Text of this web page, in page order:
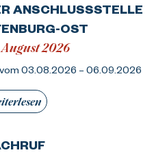
ANSCHLUSSSTELLE
OST
2026
03.08.2026 – 06.09.2026